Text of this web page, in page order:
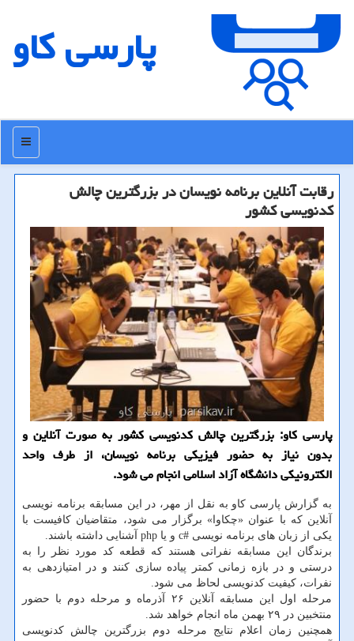
پارسی كاو
منو
رقابت آنلاین برنامه نویسان در بزرگترین چالش
كدنویسی كشور
پارسی كاو: بزرگترین چالش كدنویسی كشور به صورت آنلاین و
بدون نیاز به حضور فیزیكی برنامه نویسان، از طرف واحد
الكترونیكی دانشگاه آزاد اسلامی انجام می شود.
به گزارش پارسی كاو به نقل از مهر، در این مسابقه برنامه نویسی
آنلاین كه با عنوان «چكاوا» برگزار می شود، متقاضیان كافیست با
یكی از زبان های برنامه نویسی #c و یا php آشنایی داشته باشند.
برندگان این مسابقه نفراتی هستند كه قطعه كد مورد نظر را به
درستی و در بازه زمانی كمتر پیاده سازی كنند و در امتیازدهی به
نفرات، كیفیت كدنویسی لحاظ می شود.
مرحله اول این مسابقه آنلاین ۲۶ آذرماه و مرحله دوم با حضور
منتخبین در ۲۹ بهمن ماه انجام خواهد شد.
همچنین زمان اعلام نتایج مرحله دوم بزرگترین چالش كدنویسی